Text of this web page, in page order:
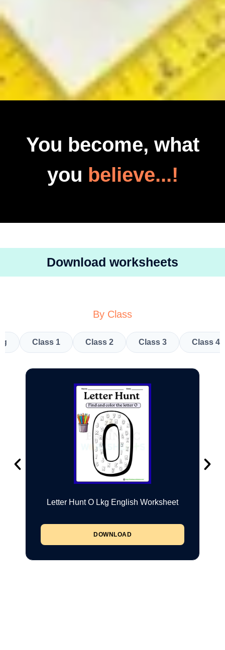
You become, what
you believe...!
Download worksheets
By Class
Class 1 Class 2 Class 3 Class 4
Letter Hunt O Lkg English Worksheet
DOWNLOAD